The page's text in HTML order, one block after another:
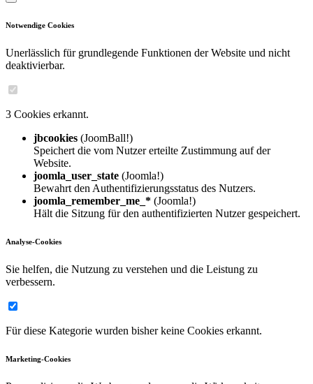
Notwendige Cookies
Unerlässlich für grundlegende Funktionen der Website und nicht
deaktivierbar.
3 Cookies erkannt.
jbcookies (JoomBall!)
Speichert die vom Nutzer erteilte Zustimmung auf der
Website.
joomla_user_state (Joomla!)
Bewahrt den Authentifizierungsstatus des Nutzers.
joomla_remember_me_* (Joomla!)
Hält die Sitzung für den authentifizierten Nutzer gespeichert.
Analyse-Cookies
Sie helfen, die Nutzung zu verstehen und die Leistung zu
verbessern.
Für diese Kategorie wurden bisher keine Cookies erkannt.
Marketing-Cookies